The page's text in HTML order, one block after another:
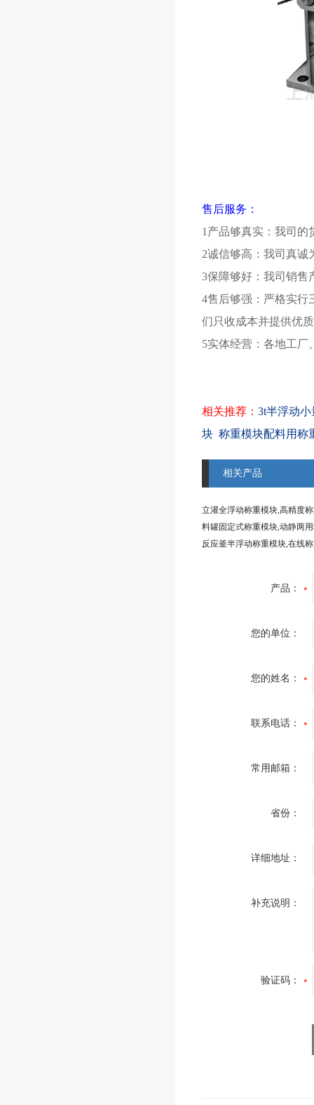
售后服务：
1产品够真实：我司的
2诚信够高：我司真诚
3保障够好：我司销售
4售后够强：严格实行
们只收成本并提供优
5实体经营：各地工厂
相关推荐 ： 3t半浮动
块 称重模块配料用称
相关产品
立灌全浮动称重模块,高精度
反应釜半浮动称重模块,在线
产品：
您的单位：
您的姓名：
联系电话：
常用邮箱：
省份：
详细地址：
补充说明：
验证码：